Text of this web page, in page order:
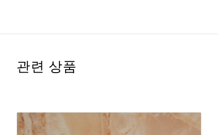
관련 상품